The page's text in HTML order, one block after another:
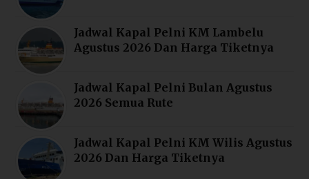
Jadwal Kapal Pelni KM Lambelu
Agustus 2026 Dan Harga Tiketnya
Jadwal Kapal Pelni Bulan Agustus
2026 Semua Rute
Jadwal Kapal Pelni KM Wilis Agustus
2026 Dan Harga Tiketnya